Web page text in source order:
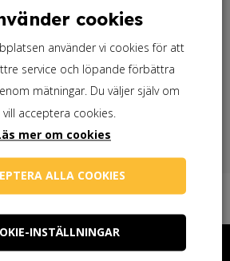
du linolja?
du linoljesåpa?
cookies
använder vi cookies för att
service och löpande förbättra
mätningar. Du väljer själv om
vill acceptera cookies.
mer om cookies
ALLA COOKIES
INSTÄLLNINGAR